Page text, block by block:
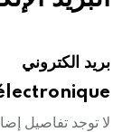
بريد الكتروني
لا توجد تفاصيل